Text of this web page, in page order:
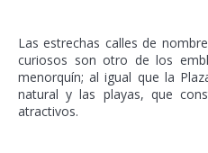
Las estrechas calles de
curiosos son otro de los
menorquín; al igual que la
natural y las playas, que
atractivos.